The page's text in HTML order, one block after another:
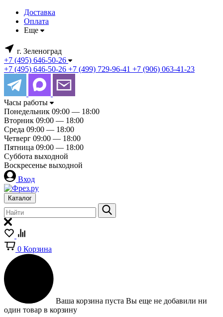
Доставка
Оплата
Еще
г. Зеленоград
+7 (495) 646-50-26
+7 (495) 646-50-26 +7 (499) 729-96-41 +7 (906) 063-41-23
Часы работы
Понедельник 09:00 — 18:00
Вторник 09:00 — 18:00
Среда 09:00 — 18:00
Четверг 09:00 — 18:00
Пятница 09:00 — 18:00
Суббота выходной
Воскресенье выходной
Вход
Каталог
0 Корзина
Ваша корзина пуста Вы еще не добавили ни
один товар в корзину